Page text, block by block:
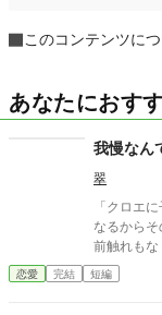
このコンテンツに
あなたにおす
我慢なん
翠
「クロエ
なるからそのつもり
前触れもな
間”の契約を終わら
とはしない。
恋愛 完結 短編